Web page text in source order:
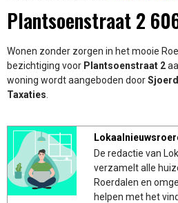
Plantsoenstraat 2
Wonen zonder zorgen in het mooie
bezichtiging voor Plantsoenstraat 2
woning wordt aangeboden door
Taxaties
De redactie van
verzamelt alle
Roerdalen en
helpen met het